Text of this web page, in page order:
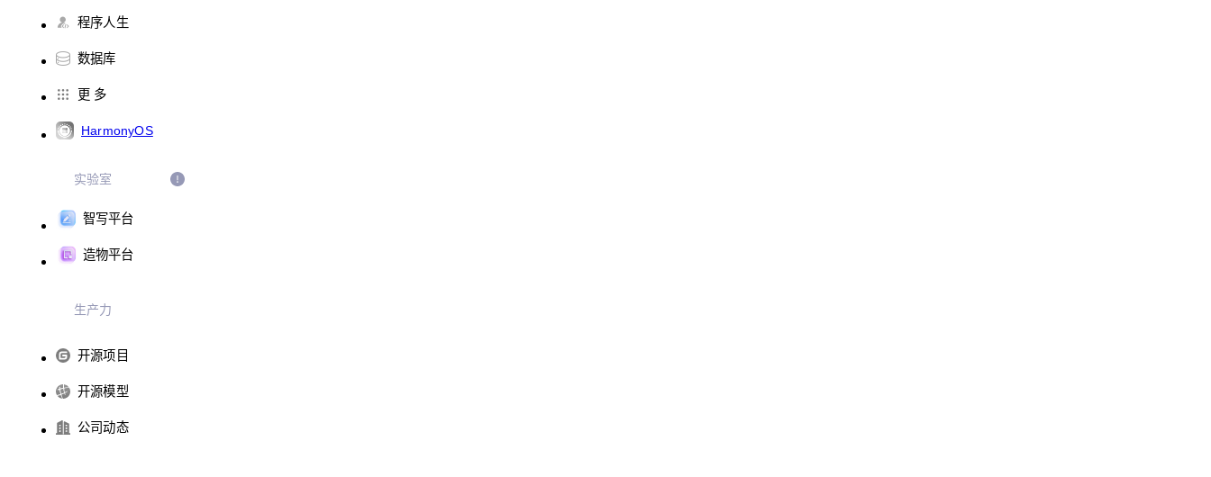
程序人生
数据库
更 多
HarmonyOS
实验室
智写平台
造物平台
生产力
开源项目
开源模型
公司动态